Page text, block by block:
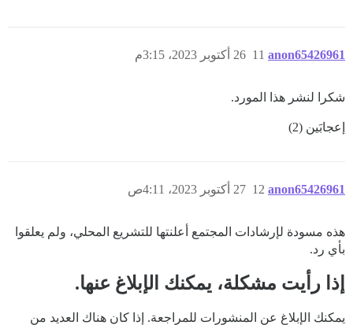
anon65426961 26 أكتوبر 2023، 3:15م 11
شكرا لنشر هذا المورد.
إعجابَين (2)
anon65426961 27 أكتوبر 2023، 4:11ص 12
هذه مسودة لإرشادات المجتمع أعلنتها للتشريع المحلي، ولم يعلقوا
بأي رد.
إذا رأيت مشكلة، يمكنك الإبلاغ عنها.
يمكنك الإبلاغ عن المنشورات للمراجعة. إذا كان هناك العديد من